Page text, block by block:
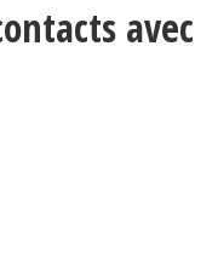
avec